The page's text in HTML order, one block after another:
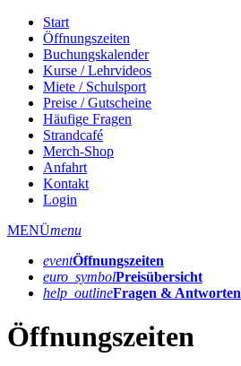
Start
Öffnungszeiten
Buchungskalender
Kurse / Lehrvideos
Miete / Schulsport
Preise / Gutscheine
Häufige Fragen
Strandcafé
Merch-Shop
Anfahrt
Kontakt
Login
MENÜmenu
eventÖffnungs­zeiten
euro_symbolPreis­übersicht
help_outlineFragen & Antworten
Öffnungszeiten